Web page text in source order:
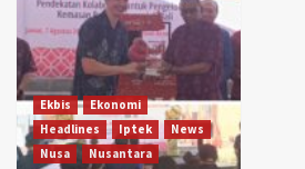
Ekbis
Ekonomi
Headlines
Iptek
News
Nusa
Nusantara